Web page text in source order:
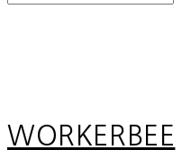
WORKERBEE